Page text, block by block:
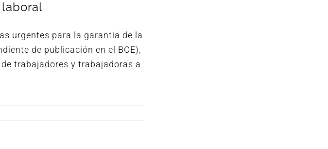
urgentes para la garantía de la
de publicación en el BOE),
trabajadores y trabajadoras a